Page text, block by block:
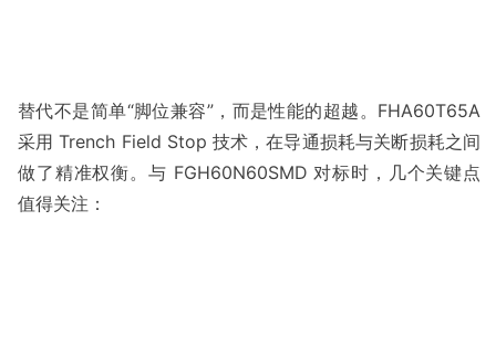
替代不是简单“脚位兼容”，而是性能的超越。FHA60T65A
采用 Trench Field Stop 技术，在导通损耗与关断损耗之间
做了精准权衡。与 FGH60N60SMD 对标时，几个关键点